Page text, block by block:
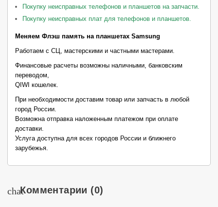
Покупку неисправных телефонов и планшетов на запчасти.
Покупку неисправных плат для телефонов и планшетов.
Меняем Флэш память на планшетах Samsung
Работаем с СЦ, мастерскими и частными мастерами.
Финансовые расчеты возможны наличными, банковским
переводом,
QIWI кошелек.
При необходимости доставим товар или запчасть в любой
город России.
Возможна отправка наложенным платежом при оплате
доставки.
Услуга доступна для всех городов России и ближнего
зарубежья.
chatКомментарии (0)